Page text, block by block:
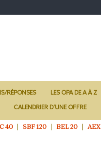
RÉPONSES LES OPA DE A À Z
CALENDRIER D’UNE OFFRE
40 SBF 120 BEL 20 AEX